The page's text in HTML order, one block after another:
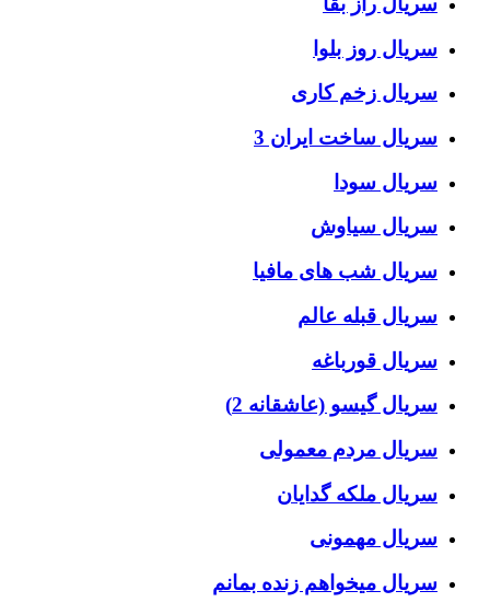
سریال روز بلوا
سریال زخم کاری
سریال ساخت ایران 3
سریال سودا
سریال سیاوش
سریال شب های مافیا
سریال قبله عالم
سریال قورباغه
سریال گیسو (عاشقانه 2)
سریال مردم معمولی
سریال ملکه گدایان
سریال مهمونی
سریال میخواهم زنده بمانم